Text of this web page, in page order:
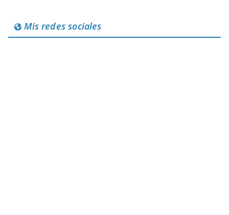
Mis redes sociales